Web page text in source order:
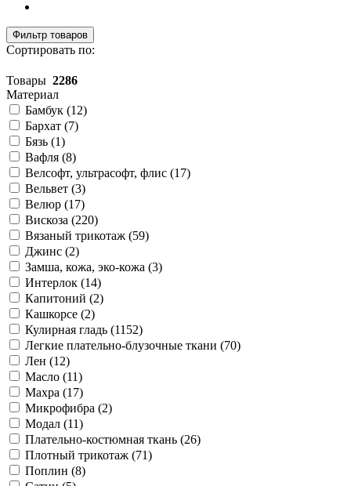
Фильтр товаров
Сортировать по:
Товары 2286
Материал
Бамбук (12)
Бархат (7)
Бязь (1)
Вафля (8)
Велсофт, ультрасофт, флис (17)
Вельвет (3)
Велюр (17)
Вискоза (220)
Вязаный трикотаж (59)
Джинс (2)
Замша, кожа, эко-кожа (3)
Интерлок (14)
Капитоний (2)
Кашкорсе (2)
Кулирная гладь (1152)
Легкие плательно-блузочные ткани (70)
Лен (12)
Масло (11)
Махра (17)
Микрофибра (2)
Модал (11)
Плательно-костюмная ткань (26)
Плотный трикотаж (71)
Поплин (8)